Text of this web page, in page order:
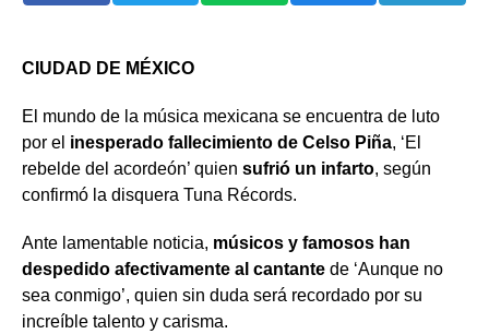
CIUDAD DE MÉXICO
El mundo de la música mexicana se encuentra de luto
por el inesperado fallecimiento de Celso Piña, ‘El
rebelde del acordeón’ quien sufrió un infarto, según
confirmó la disquera Tuna Récords.
Ante lamentable noticia, músicos y famosos han
despedido afectivamente al cantante de ‘Aunque no
sea conmigo’, quien sin duda será recordado por su
increíble talento y carisma.